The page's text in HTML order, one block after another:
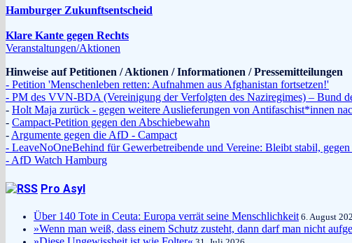
Hamburger Zukunftsentscheid
Klare Kante gegen Rechts
Veranstaltungen/Aktionen
Hinweise auf Petitionen / Aktionen / Informationen / Pressemitteilungen
- Petition 'Menschenleben retten: Aufnahmen aus Afghanistan fortsetzen!'
- PM des VVN-BDA (Vereinigung der Verfolgten des Naziregimes) – Bund
- Holt Maja zurück - gegen weitere Auslieferungen von Antifaschist*innen
- Campact-Petition gegen den Abschiebewahn
- Argumente gegen die AfD - Campact
- LeaveNoOneBehind für Gewerbetreibende und Vereine: Bleibt stabil,
- AfD Watch Hamburg
Pro Asyl
Über 140 Tote in Ceuta: Europa verrät seine Menschlichkeit 6. August
»Wenn man weiß, dass einem Schutz zusteht, dann darf man nicht